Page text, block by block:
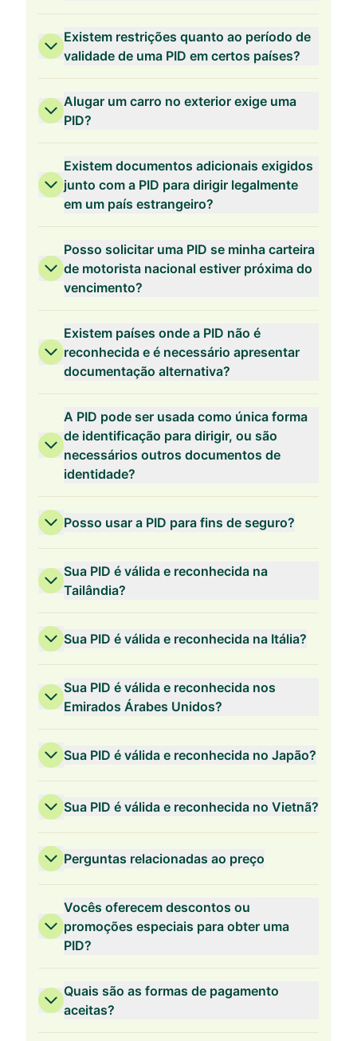
Existem restrições quanto ao período de
validade de uma PID em certos países?
Alugar um carro no exterior exige uma
PID?
Existem documentos adicionais exigidos
junto com a PID para dirigir legalmente
em um país estrangeiro?
Posso solicitar uma PID se minha carteira
de motorista nacional estiver próxima do
vencimento?
Existem países onde a PID não é
reconhecida e é necessário apresentar
documentação alternativa?
A PID pode ser usada como única forma
de identificação para dirigir, ou são
necessários outros documentos de
identidade?
Posso usar a PID para fins de seguro?
Sua PID é válida e reconhecida na
Tailândia?
Sua PID é válida e reconhecida na Itália?
Sua PID é válida e reconhecida nos
Emirados Árabes Unidos?
Sua PID é válida e reconhecida no Japão?
Sua PID é válida e reconhecida no Vietnã?
Perguntas relacionadas ao preço
Vocês oferecem descontos ou
promoções especiais para obter uma
PID?
Quais são as formas de pagamento
aceitas?